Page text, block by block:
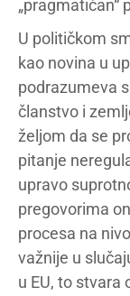
„pragmatičan“
U političkom
kao novina u
podrazumeva
članstvo i
željom da se
pitanje
upravo
pregovorima
procesa na
važnije u
u EU, to stvara